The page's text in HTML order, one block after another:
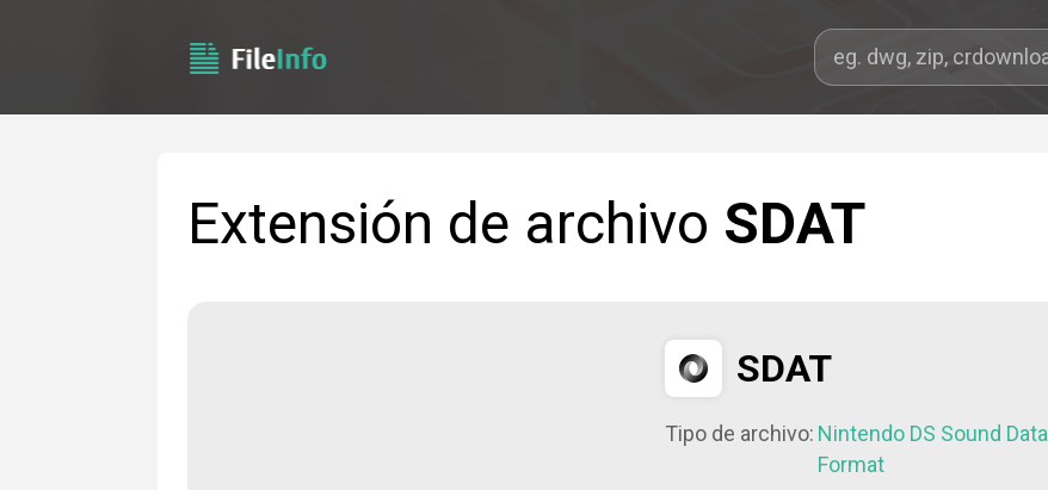
Extensión de archivo SDAT
SDAT
Tipo de archivo: Nintendo DS Sound Data
Format